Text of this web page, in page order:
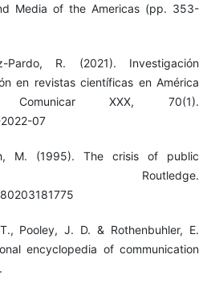
Media of the Americas (pp. 353-
R. (2021). Investigación
en revistas científicas en América
Comunicar XXX, 70(1).
07
M. (1995). The crisis of public
Routledge.
Pooley, J. D. & Rothenbuhler, E.
encyclopedia of communication